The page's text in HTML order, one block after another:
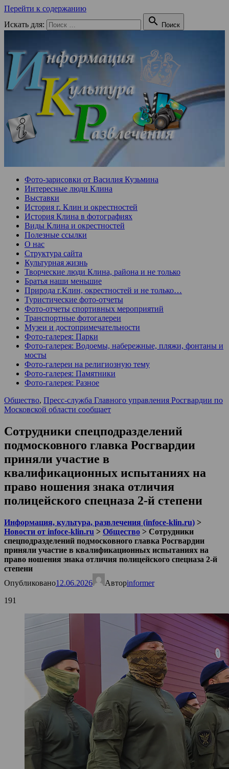
Перейти к содержанию
Искать для:
 Поиск
Фото-зарисовки от Василия Кузьмина
Интересные люди Клина
Выставки
История г. Клин и окрестностей
История Клина в фотографиях
Виды Клина и окрестностей
Полезные ссылки
О нас
Структура сайта
Культурная жизнь
Творческие люди Клина, района и не только
Братья наши меньшие
Природа г.Клин, окрестностей и не только…
Туристические фото-отчеты
Фото-отчеты спортивных мероприятий
Транспортные фотогалереи
Музеи и достопримечательности
Фото-галерея: Парки
Фото-галерея: Водоемы, набережные, пляжи, фонтаны и
мосты
Фото-галереи на религиозную тему
Фото-галерея: Памятники
Фото-галерея: Разное
Общество, Пресс-служба Главного управления Росгвардии по
Московской области сообщает
Сотрудники спецподразделений
подмосковного главка Росгвардии
приняли участие в
квалификационных испытаниях на
право ношения знака отличия
полицейского спецназа 2‑й степени
Информация, культура, развлечения (infoce-klin.ru) >
Новости от infoce-klin.ru > Общество > Сотрудники
спецподразделений подмосковного главка Росгвардии
приняли участие в квалификационных испытаниях на
право ношения знака отличия полицейского спецназа 2‑й
степени
Опубликовано12.06.2026 Авторinformer
191